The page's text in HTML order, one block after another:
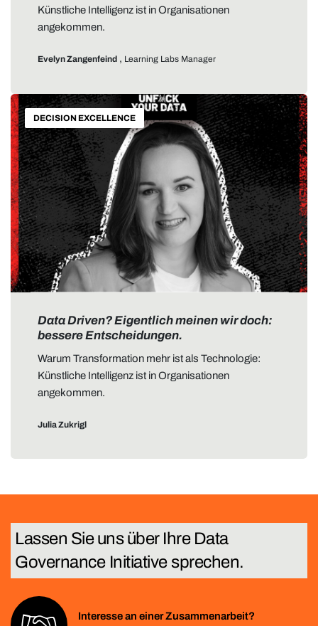
Künstliche Intelligenz ist in Organisationen
angekommen.
Evelyn Zangenfeind, Learning Labs Manager
DECISION EXCELLENCE
Data Driven? Eigentlich meinen wir doch:
bessere Entscheidungen.
Warum Transformation mehr ist als Technologie:
Künstliche Intelligenz ist in Organisationen
angekommen.
Julia Zukrigl
Lassen Sie uns über Ihre Tech
Interesse an einer Zusammenarbeit?